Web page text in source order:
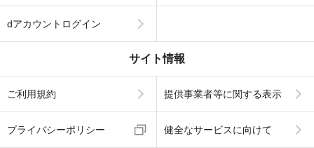
dアカウントログイン
サイト情報
ご利用規約 提供事業者等に関する表示
プライバシーポリシー 健全なサービスに向けて